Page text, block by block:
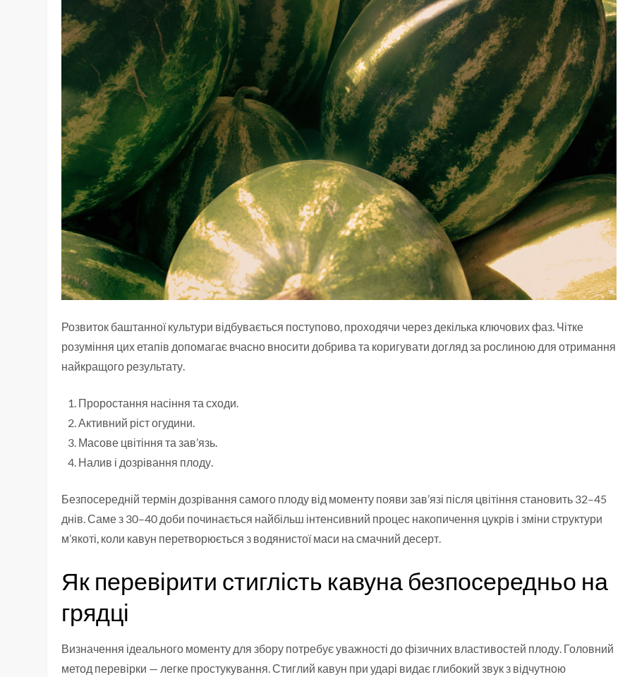
Розвиток баштанної культури відбувається поступово, проходячи через декілька ключових фаз. Чітке
розуміння цих етапів допомагає вчасно вносити добрива та коригувати догляд за рослиною для отримання
найкращого результату.
Проростання насіння та сходи.
Активний ріст огудини.
Масове цвітіння та зав’язь.
Налив і дозрівання плоду.
Безпосередній термін дозрівання самого плоду від моменту появи зав’язі після цвітіння становить 32–45
днів. Саме з 30–40 доби починається найбільш інтенсивний процес накопичення цукрів і зміни структури
м’якоті, коли кавун перетворюється з водянистої маси на смачний десерт.
Як перевірити стиглість кавуна безпосередньо на
грядці
Визначення ідеального моменту для збору потребує уважності до фізичних властивостей плоду. Головний
метод перевірки — легке простукування. Стиглий кавун при ударі видає глибокий звук з відчутною